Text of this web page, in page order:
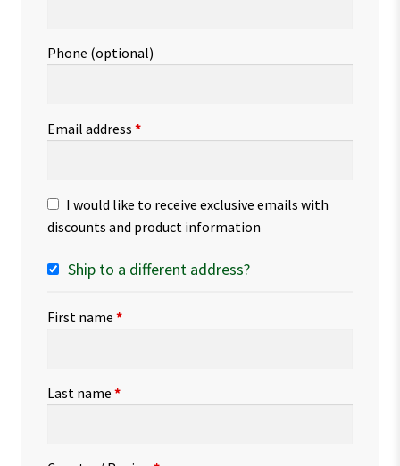
Phone (optional)
Email address *
I would like to receive exclusive emails with
discounts and product information
Ship to a different address?
First name *
Last name *